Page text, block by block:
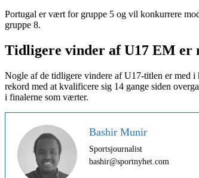
Portugal er vært for gruppe 5 og vil konkurrere
gruppe 8.
Tidligere vinder af U17 EM er
Nogle af de tidligere vindere af U17-titlen er med i
rekord med at kvalificere sig 14 gange siden
i finalerne som værter.
Bashir Munir
Sportsjournalist
bashir@sportnyhet.com